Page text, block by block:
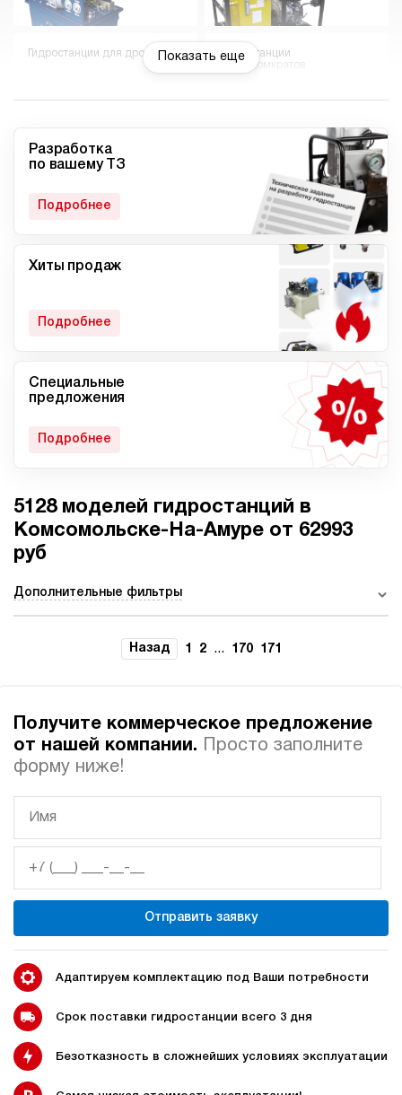
Гидростанции для дровокола
Гидростанции
гидродомкратов
Гидростанции для токарного
Мини гидростанции
Компактные гидростанции
Мобильные гидростанции Гидростанции с ДВС
Гидростанции с
пневмоприводом
Гидростанции высокого
давления c электроприводом
Ручные гидростанции
Гидростанции с двумя
Автоматические
гидростанции
Домкрат 100 тонн с
гидростанцией
Гидростанция с домкратом
Гидростанции с домкратом
Гидростанции для свай
Показать еще
Разработка
по вашему ТЗ
Подробнее
Хиты продаж
Подробнее
Специальные
предложения
Подробнее
5128 моделей гидростанций в
Комсомольске-На-Амуре от 62993
руб
Дополнительные фильтры
Назад 1 2 ... 170 171
Получите коммерческое предложение
от нашей компании.
Просто заполните
форму ниже!
Отправить заявку
Адаптируем комплектацию под Ваши потребности
Срок поставки гидростанции всего 3 дня
Безотказность в сложнейших условиях эксплуатации